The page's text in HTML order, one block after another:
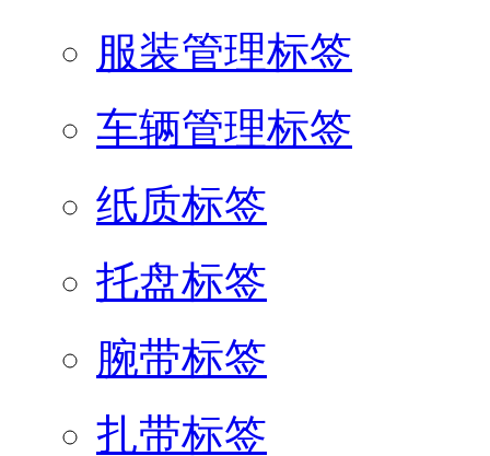
服装管理标签
车辆管理标签
纸质标签
托盘标签
腕带标签
扎带标签